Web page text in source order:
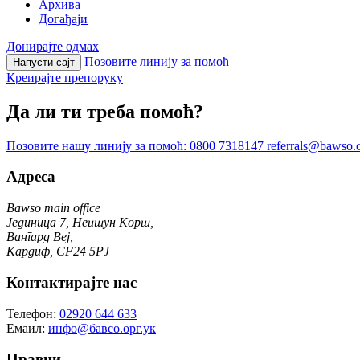
Архива
Догађаји
Донирајте одмах
Напусти сајт
Позовите линију за помоћ
Креирајте препоруку
Да ли ти треба помоћ?
Позовите нашу линију за помоћ: 0800 7318147
Адреса
Bawso main office
Јединица 7, Нептун Корт,
Вангард Веј,
Кардиф, CF24 5PJ
Контактирајте нас
Телефон: 02920 644 633
Емаил: инфо@бавсо.орг.ук